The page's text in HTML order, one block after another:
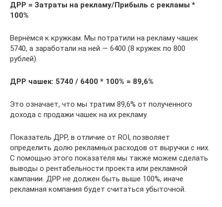
ДРР = Затраты на рекламу/Прибыль с рекламы *
100%
Вернёмся к кружкам. Мы потратили на рекламу чашек
5740, а заработали на ней — 6400 (8 кружек по 800
рублей).
ДРР чашек: 5740 / 6400 * 100% = 89,6%
Это означает, что мы тратим 89,6% от полученного
дохода с продажи чашек на их рекламу.
Показатель ДРР, в отличие от ROI, позволяет
определить долю рекламных расходов от выручки с них.
С помощью этого показателя мы также можем сделать
выводы о рентабельности проекта или рекламной
кампании. ДРР не должен быть выше 100%, иначе
рекламная компания будет считаться убыточной.